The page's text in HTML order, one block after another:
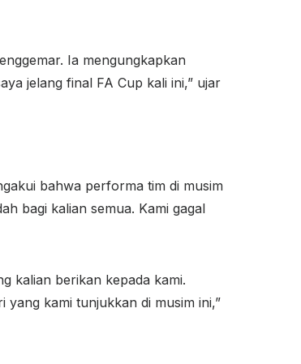
Ia mengungkapkan
jelang final FA Cup kali ini,” ujar
bahwa performa tim di musim
bagi kalian semua. Kami gagal
kalian berikan kepada kami.
kami tunjukkan di musim ini,”